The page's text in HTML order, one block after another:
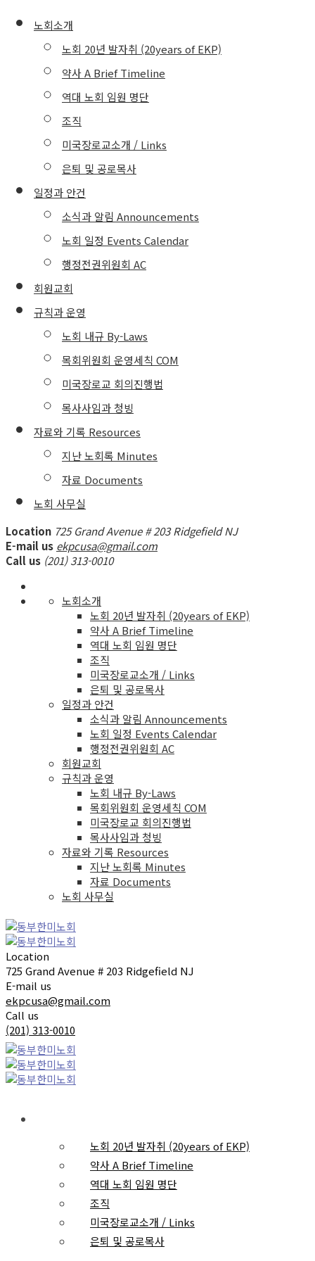
노회소개
노회 20년 발자취 (20years of EKP)
약사 A Brief Timeline
역대 노회 임원 명단
조직
미국장로교소개 / Links
은퇴 및 공로목사
일정과 안건
소식과 알림 Announcements
노회 일정 Events Calendar
행정전권위원회 AC
회원교회
규칙과 운영
노회 내규 By-Laws
목회위원회 운영세칙 COM
미국장로교 회의진행법
목사사임과 청빙
자료와 기록 Resources
지난 노회록 Minutes
자료 Documents
노회 사무실
Location 725 Grand Avenue # 203 Ridgefield NJ
E-mail us ekpcusa@gmail.com
Call us (201) 313-0010
노회소개
노회 20년 발자취 (20years of EKP)
약사 A Brief Timeline
역대 노회 임원 명단
조직
미국장로교소개 / Links
은퇴 및 공로목사
일정과 안건
소식과 알림 Announcements
노회 일정 Events Calendar
행정전권위원회 AC
회원교회
규칙과 운영
노회 내규 By-Laws
목회위원회 운영세칙 COM
미국장로교 회의진행법
목사사임과 청빙
자료와 기록 Resources
지난 노회록 Minutes
자료 Documents
노회 사무실
Location
725 Grand Avenue # 203 Ridgefield NJ
E-mail us
ekpcusa@gmail.com
Call us
(201) 313-0010
노회 20년 발자취 (20years of EKP)
약사 A Brief Timeline
역대 노회 임원 명단
조직
미국장로교소개 / Links
은퇴 및 공로목사